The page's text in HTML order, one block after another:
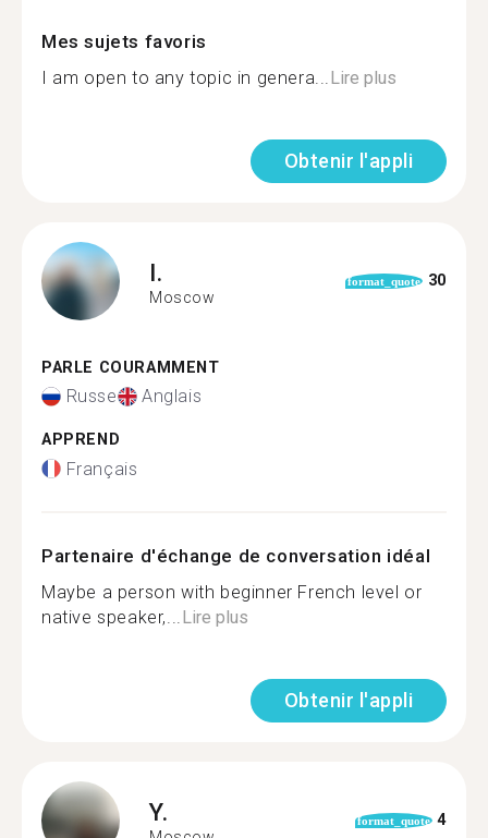
Mes sujets favoris
I am open to any topic in genera... Lire plus
Obtenir l'appli
I.
Moscow
format_quote 30
PARLE COURAMMENT
Russe Anglais
APPREND
Français
Partenaire d'échange de conversation idéal
Maybe a person with beginner French level or
native speaker,... Lire plus
Obtenir l'appli
Y. format_quote 4